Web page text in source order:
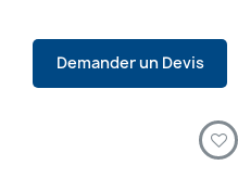
Demander un Devis